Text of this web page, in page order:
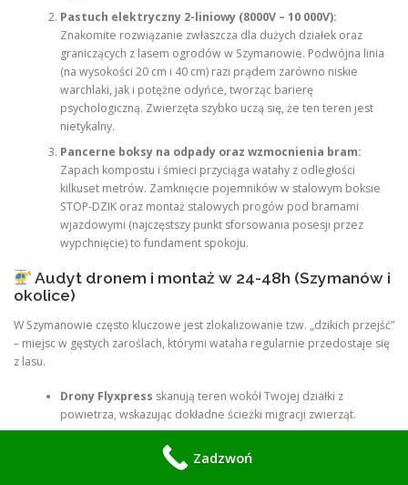
Pastuch elektryczny 2-liniowy (8000V – 10 000V):
Znakomite rozwiązanie zwłaszcza dla dużych działek oraz
graniczących z lasem ogrodów w Szymanowie. Podwójna linia
(na wysokości 20 cm i 40 cm) razi prądem zarówno niskie
warchlaki, jak i potężne odyńce, tworząc barierę
psychologiczną. Zwierzęta szybko uczą się, że ten teren jest
nietykalny.
Pancerne boksy na odpady oraz wzmocnienia bram:
Zapach kompostu i śmieci przyciąga watahy z odległości
kilkuset metrów. Zamknięcie pojemników w stalowym boksie
STOP-DZIK oraz montaż stalowych progów pod bramami
wjazdowymi (najczęstszy punkt sforsowania posesji przez
wypchnięcie) to fundament spokoju.
Audyt dronem i montaż w 24-48h (Szymanów i
okolice)
W Szymanowie często kluczowe jest zlokalizowanie tzw. „dzikich przejść”
– miejsc w gęstych zaroślach, którymi wataha regularnie przedostaje się
z lasu.
Drony Flyxpress skanują teren wokół Twojej działki z
powietrza, wskazując dokładne ścieżki migracji zwierząt.
są najbardziej potrzebne, optymalizując koszty całej inwestycji.
Zadzwoń